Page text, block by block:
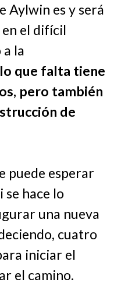
Aylwin es y será
el difícil
la
que falta tiene
pero también
de
puede esperar
hace lo
una nueva
cuatro
iniciar el
el camino.